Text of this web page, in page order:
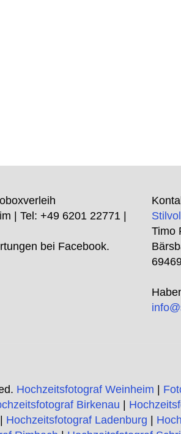
| Tel:+49 6201 22771 |
bei Facebook.
Timo
Hochzeitsfotograf Weinheim |
Birkenau |
| Hochzeitsfotograf Ladenburg |